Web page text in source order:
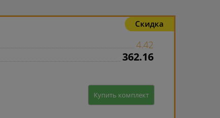
Скидка
4.42
362.16
Купить комплект